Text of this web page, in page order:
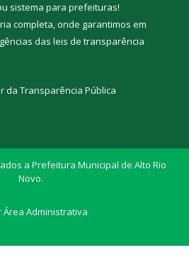
sistema para prefeituras!
completa, onde garantimos em
das leis de transparência
da Transparência Pública
a Prefeitura Municipal de Alto Rio
Novo.
Área Administrativa